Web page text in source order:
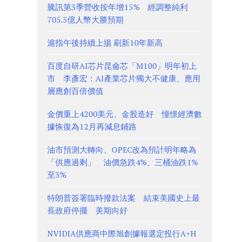
騰訊第3季營收按年增15% 經調整純利
705.5億人幣大勝預期
滬指午後持續上揚 刷新10年新高
百度自研AI芯片昆侖芯「M100」明年初上
市 李彥宏：AI產業芯片獨大不健康、應用
層應創百倍價值
金價重上4200美元、金股造好 憧憬經濟數
據恢復為12月再減息鋪路
油市預測大轉向、OPEC改為預計明年略為
「供應過剩」 油價急跌4%、三桶油跌1%
至3%
特朗普簽署臨時撥款法案 結束美國史上最
長政府停擺 美期向好
NVIDIA供應商中際旭創據報選定投行A+H